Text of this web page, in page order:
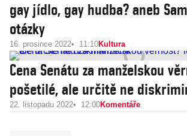
gay jídlo, gay hudba? aneb
otázky
16. prosince 2022 11:10Kultura
Cena Senátu za manželskou
pošetilé, ale určitě ne
22. listopadu 2022 12:00Komentáře